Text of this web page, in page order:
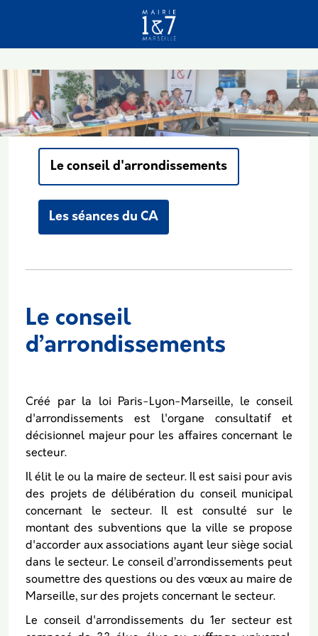
Le conseil d'arrondissements
Les séances du CA
Le conseil
d’arrondissements
Body
Créé par la loi Paris-Lyon-Marseille, le conseil
d'arrondissements est l'organe consultatif et
décisionnel majeur pour les affaires concernant le
secteur.
Il élit le ou la maire de secteur. Il est saisi pour avis
des projets de délibération du conseil municipal
concernant le secteur. Il est consulté sur le
montant des subventions que la ville se propose
d'accorder aux associations ayant leur siège social
dans le secteur. Le conseil d’arrondissements peut
soumettre des questions ou des vœux au maire de
Marseille, sur des projets concernant le secteur.
Le conseil d'arrondissements du 1er secteur est